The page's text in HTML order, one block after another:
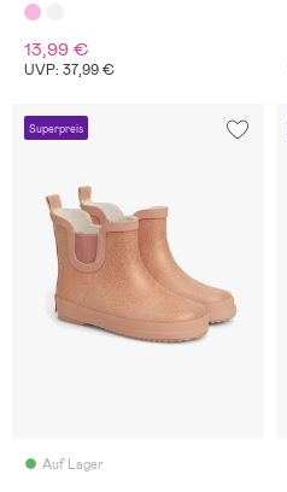
13,99 €
UVP: 37,99 €
Superpreis
Auf Lager